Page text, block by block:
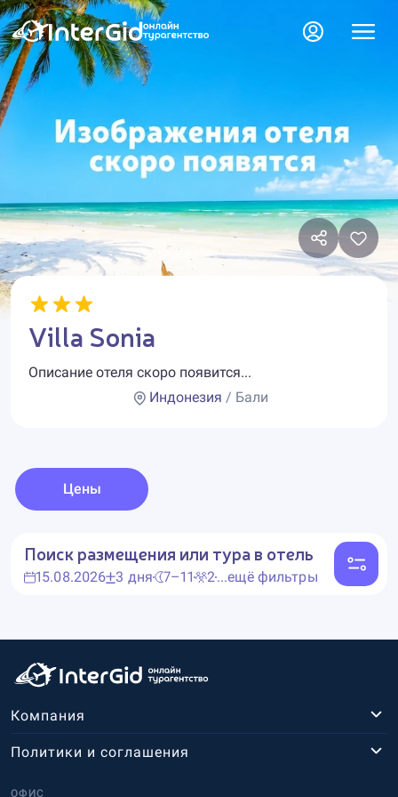
Villa Sonia
Описание отеля скоро появится...
Индонезия / Бали
Цены
Поиск размещения или тура в отель
15.08.2026 3 дня 7–11 2...ещё фильтры
Компания
ОФИС
Политики и соглашения